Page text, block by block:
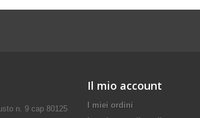
n. 9 cap 80125
Il mio account
I miei ordini